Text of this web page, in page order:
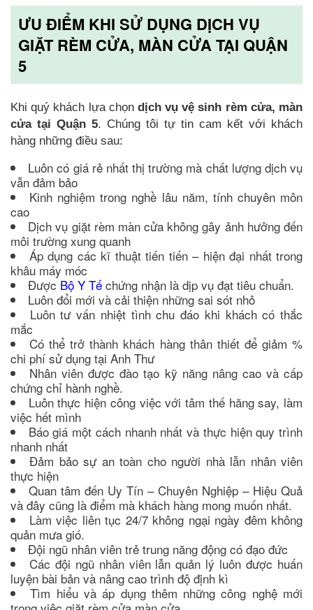
ƯU ĐIỂM KHI SỬ DỤNG DỊCH VỤ
GIẶT RÈM CỬA, MÀN CỬA TẠI QUẬN
5
Khi quý khách lựa chọn dịch vụ vệ sinh rèm cửa, màn
cửa tại Quận 5. Chúng tôi tự tin cam kết với khách
hàng những điều sau:
Luôn có giá rẻ nhất thị trường mà chất lượng dịch vụ
vẫn đảm bảo
Kinh nghiệm trong nghề lâu năm, tính chuyên môn
cao
Dịch vụ giặt rèm màn cửa không gây ảnh hưởng đến
môi trường xung quanh
Áp dụng các kĩ thuật tiến tiến – hiện đại nhất trong
khâu máy móc
Được Bộ Y Tế chứng nhận là dịp vụ đạt tiêu chuẩn.
Luôn đổi mới và cải thiện những sai sót nhỏ
Luôn tư vấn nhiệt tình chu đáo khi khách có thắc
mắc
Có thể trở thành khách hàng thân thiết để giảm %
chi phí sử dụng tại Anh Thư
Nhân viên được đào tạo kỹ năng nâng cao và cấp
chứng chỉ hành nghề.
Luôn thực hiện công việc với tâm thế hăng say, làm
việc hết mình
Báo giá một cách nhanh nhất và thực hiện quy trình
nhanh nhất
Đảm bảo sự an toàn cho người nhà lẫn nhân viên
thực hiện
Quan tâm đến Uy Tín – Chuyên Nghiệp – Hiệu Quả
và đây cũng là điểm mà khách hàng mong muốn nhất.
Làm việc liên tục 24/7 không ngại ngày đêm không
quản mưa gió.
Đội ngũ nhân viên trẻ trung năng động có đạo đức
Các đội ngũ nhân viên lẫn quản lý luôn được huấn
luyện bài bản và nâng cao trình độ định kì
Tìm hiểu và áp dụng thêm những công nghệ mới